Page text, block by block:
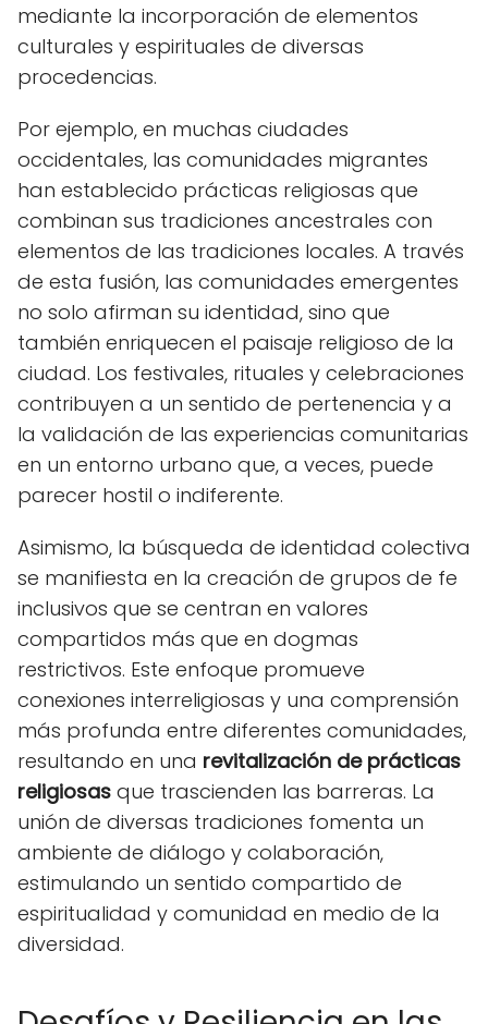
mediante la incorporación de elementos
culturales y espirituales de diversas
procedencias.
Por ejemplo, en muchas ciudades
occidentales, las comunidades migrantes
han establecido prácticas religiosas que
combinan sus tradiciones ancestrales con
elementos de las tradiciones locales. A través
de esta fusión, las comunidades emergentes
no solo afirman su identidad, sino que
también enriquecen el paisaje religioso de la
ciudad. Los festivales, rituales y celebraciones
contribuyen a un sentido de pertenencia y a
la validación de las experiencias comunitarias
en un entorno urbano que, a veces, puede
parecer hostil o indiferente.
Asimismo, la búsqueda de identidad colectiva
se manifiesta en la creación de grupos de fe
inclusivos que se centran en valores
compartidos más que en dogmas
restrictivos. Este enfoque promueve
conexiones interreligiosas y una comprensión
más profunda entre diferentes comunidades,
resultando en una revitalización de prácticas
religiosas que trascienden las barreras. La
unión de diversas tradiciones fomenta un
ambiente de diálogo y colaboración,
estimulando un sentido compartido de
espiritualidad y comunidad en medio de la
diversidad.